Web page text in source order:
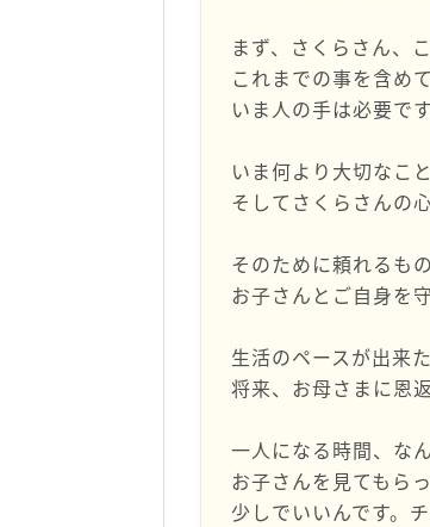
まず、さくらさん、
これまでの事を含め
いま人の手は必要です
いま何より大切なこ
そしてさくらさんの
そのために頼れるも
お子さんとご自身を
生活のペースが出来
将来、お母さまに恩
一人になる時間、な
お子さんを見てもら
少しでいいんです。